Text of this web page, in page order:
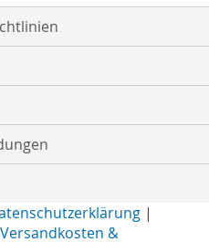
|
Versandkosten &